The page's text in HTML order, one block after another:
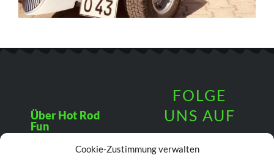
Cookie-Zustimmung verwalten
Über Hot Rod
Fun
News von den
FOLGE
UNS AUF